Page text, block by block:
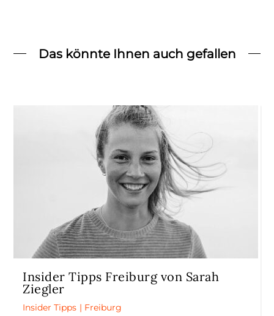
Das könnte Ihnen auch gefallen
Insider Tipps Freiburg von Sarah
Ziegler
Insider Tipps | Freiburg